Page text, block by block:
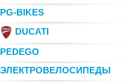
PG-BIKES
DUCATI
PEDEGO
ЭЛЕКТРОВЕЛОСИПЕДЫ